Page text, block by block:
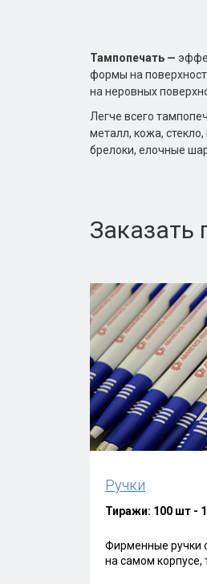
Тампопечать —
формы на
на неровных
Легче всего
металл, кожа,
брелоки, елочные
Заказать
Ручки
Тиражи: 100 шт -
Фирменные ручки
на самом корпусе,